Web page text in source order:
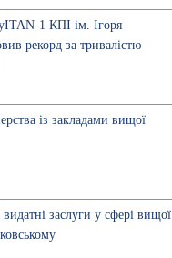
1 КПІ ім. Ігоря
рекорд за тривалістю
із закладами вищої
заслуги у сфері вищої